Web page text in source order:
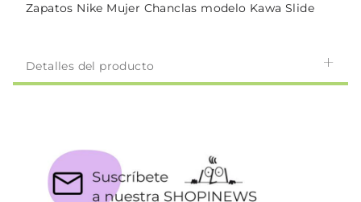
Zapatos Nike Mujer Chanclas modelo Kawa Slide
Detalles del producto